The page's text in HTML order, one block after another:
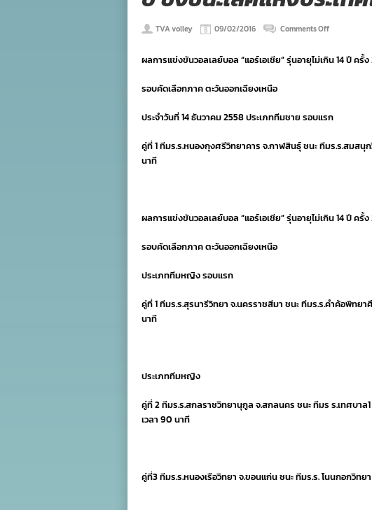
TVA volley 09/02/2016 Comments Offon
แข่งขัน
14
ชนะ
ผลการแข่งขันวอลเลย์บอล “แอร์เอเชีย” รุ่นอายุไม่เกิน 14 ปี ครั้
รอบคัดเลือกภาค ตะวันออกเฉียงเหนือ
ประจำวันที่ 14 ธันวาคม 2558 ประเภททีมชาย รอบแรก
คู่ที่ 1 ทีมร.ร.หนองกุงศรีวิทยาคาร จ.กาฬสินธุ์ ชนะ ทีมร.ร.สมสนุก
นาที
ผลการแข่งขันวอลเลย์บอล “แอร์เอเชีย” รุ่นอายุไม่เกิน 14 ปี ครั้
รอบคัดเลือกภาค ตะวันออกเฉียงเหนือ
ประเภททีมหญิง รอบแรก
คู่ที่ 1 ทีมร.ร.สุรนารีวิทยา จ.นครราชสีมา ชนะ ทีมร.ร.คำค้อพิทยา
นาที
ประเภททีมหญิง
คู่ที่ 2 ทีมร.ร.สกลราชวิทยานุกูล จ.สกลนคร ชนะ ทีมร ร.เทศบาล1
เวลา 90 นาที
คู่ที่3 ทีมร.ร.หนองเรือวิทยา จ.ขอนแก่น ชนะ ทีมร.ร. โนนกอกวิทย